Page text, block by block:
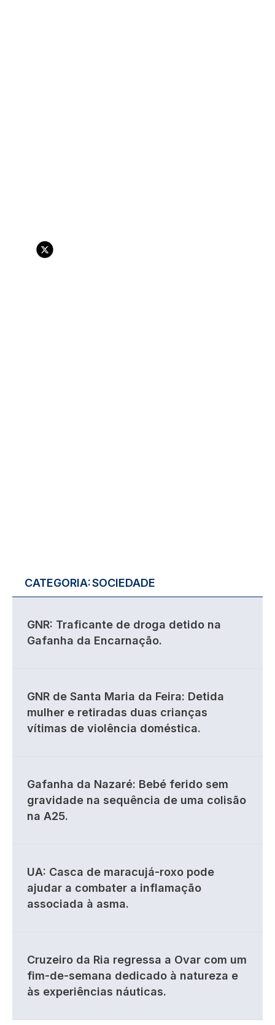
CATEGORIA:SOCIEDADE
GNR: Traficante de droga detido na
Gafanha da Encarnação.
GNR de Santa Maria da Feira: Detida
mulher e retiradas duas crianças
vítimas de violência doméstica.
Gafanha da Nazaré: Bebé ferido sem
gravidade na sequência de uma colisão
na A25.
UA: Casca de maracujá-roxo pode
ajudar a combater a inflamação
associada à asma.
Cruzeiro da Ria regressa a Ovar com um
fim-de-semana dedicado à natureza e
às experiências náuticas.